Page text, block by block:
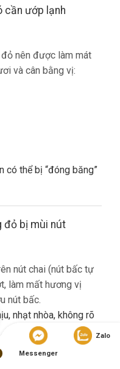
cần ướp lạnh
đỏ nên được làm mát
và cân bằng vị:
có thể bị “đóng băng”
đỏ bị mùi nút
nút chai (nút bấc tự
làm mất hương vị
nút bấc.
nhạt nhòa, không rõ
hàng đổi trả (nếu có
Messenger
Zalo